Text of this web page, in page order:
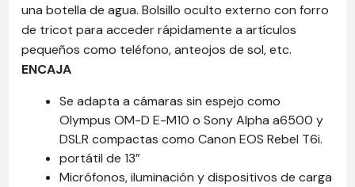
una botella de agua. Bolsillo oculto externo con forro
de tricot para acceder rápidamente a artículos
pequeños como teléfono, anteojos de sol, etc.
ENCAJA
Se adapta a cámaras sin espejo como
Olympus OM-D E-M10 o Sony Alpha a6500 y
DSLR compactas como Canon EOS Rebel T6i.
portátil de 13”
Micrófonos, iluminación y dispositivos de carga